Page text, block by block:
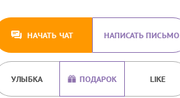
НАЧАТЬ ЧАТ НАПИСАТЬ ПИСЬМО
УЛЫБКА ПОДАРОК LIKE